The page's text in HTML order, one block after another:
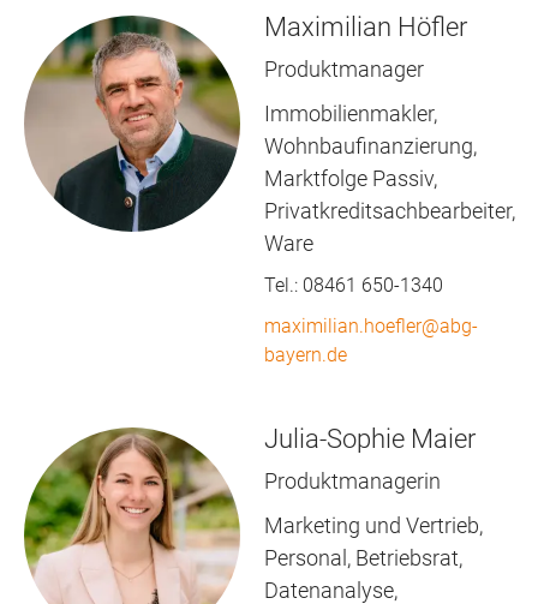
Maximilian Höfler
Produktmanager
Immobilienmakler,
Wohnbaufinanzierung,
Marktfolge Passiv,
Privatkreditsachbearbeiter,
Ware
Tel.: 08461 650-1340
maximilian.hoefler@abg-
bayern.de
Julia-Sophie Maier
Produktmanagerin
Marketing und Vertrieb,
Personal, Betriebsrat,
Datenanalyse,